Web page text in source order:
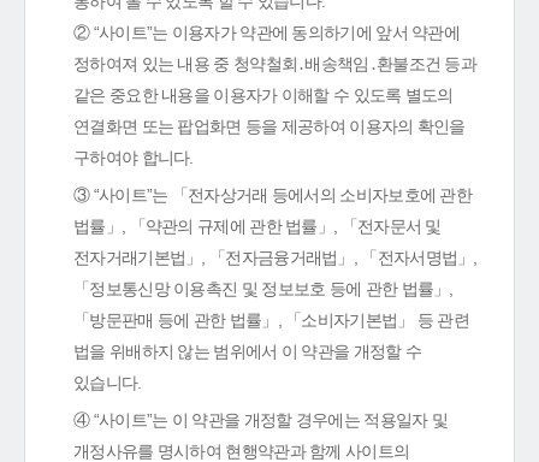
② “사이트”는 이용자가 약관에 동의하기에 앞서 약관에
정하여져 있는 내용 중 청약철회․배송책임․환불조건 등과
같은 중요한 내용을 이용자가 이해할 수 있도록 별도의
연결화면 또는 팝업화면 등을 제공하여 이용자의 확인을
구하여야 합니다.
③ “사이트”는 「전자상거래 등에서의 소비자보호에 관한
법률」, 「약관의 규제에 관한 법률」, 「전자문서 및
전자거래기본법」, 「전자금융거래법」, 「전자서명법」,
「정보통신망 이용촉진 및 정보보호 등에 관한 법률」,
「방문판매 등에 관한 법률」, 「소비자기본법」 등 관련
법을 위배하지 않는 범위에서 이 약관을 개정할 수
있습니다.
④ “사이트”는 이 약관을 개정할 경우에는 적용일자 및
개정사유를 명시하여 현행약관과 함께 사이트의